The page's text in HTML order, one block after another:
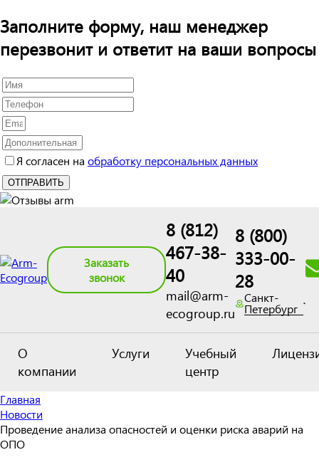
Заполните форму, наш менеджер
перезвонит и ответит на ваши вопросы
Я согласен на обработку персональных данных
Заказать
звонок
8 (812)
467-38-
40
mail@arm-
ecogroup.ru
8 (800)
333-00-
28
Санкт-
Петербург
О
компании
Услуги
Учебный
центр
Главная
Новости
Проведение анализа опасностей и оценки риска аварий на
ОПО